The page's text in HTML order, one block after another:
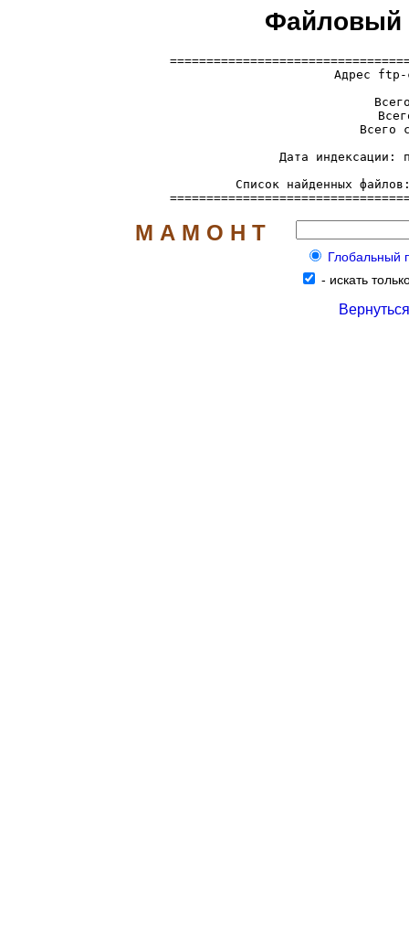
Файловый
Адрес
Всего
Дата индексации:
Список найденных
М А М О Н Т
Глобальный
- искать